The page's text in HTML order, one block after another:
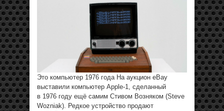
Это компьютер 1976 года На аукцион eBay
выставили компьютер Apple-1, сделанный
в 1976 году ещё самим Стивом Возняком (Steve
Wozniak). Редкое устройство продают